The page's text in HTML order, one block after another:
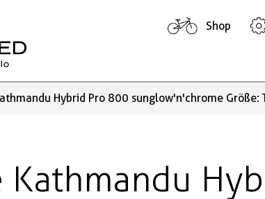
Shop
Hybrid Pro 800 sunglow'n'chrome Größe:
Kathmandu